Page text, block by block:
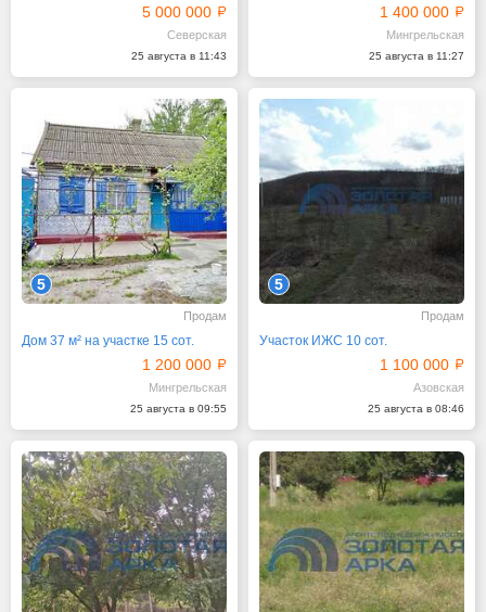
5 000 000
Северская
25 августа в 11:43
1 400 000
Мингрельская
25 августа в 11:27
5
Продам
Дом 37 м² на участке 15 сот.
1 200 000
Мингрельская
25 августа в 09:55
5
Продам
Участок ИЖС 10 сот.
1 100 000
Азовская
25 августа в 08:46